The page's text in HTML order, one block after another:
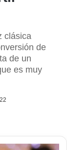
clásica
de
de un
es muy